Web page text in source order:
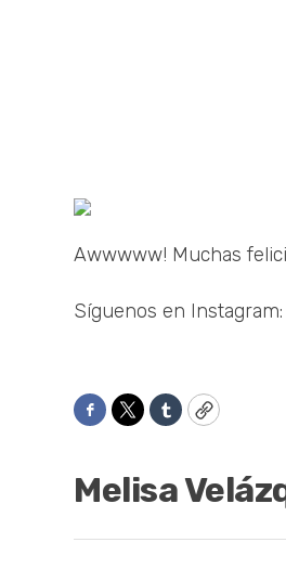
Awwwww! Muchas
Síguenos en Instagram:
Facebook
TwitterTumblrCopy
Melisa